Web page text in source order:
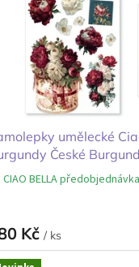
umělecké
České
CIAO BELLA
Kč / ks